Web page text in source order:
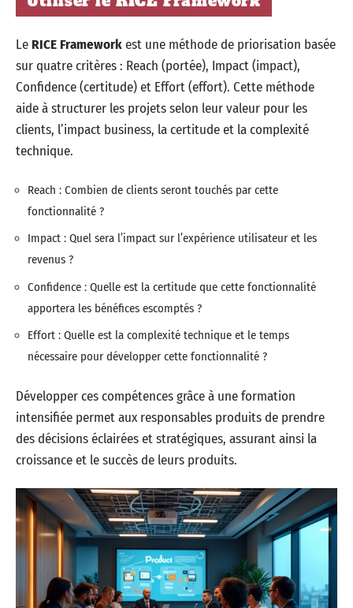
Le RICE Frameworkest une méthode de priorisation basée
sur quatre critères : Reach (portée), Impact (impact),
Confidence (certitude) et Effort (effort). Cette méthode
aide à structurer les projets selon leur valeur pour les
clients, l’impact business, la certitude et la complexité
technique.
Reach : Combien de clients seront touchés par cette
fonctionnalité ?
Impact : Quel sera l’impact sur l’expérience utilisateur et les
revenus ?
Confidence : Quelle est la certitude que cette fonctionnalité
apportera les bénéfices escomptés ?
Effort : Quelle est la complexité technique et le temps
nécessaire pour développer cette fonctionnalité ?
Développer ces compétences grâce à une formation
intensifiée permet aux responsables produits de prendre
des décisions éclairées et stratégiques, assurant ainsi la
croissance et le succès de leurs produits.